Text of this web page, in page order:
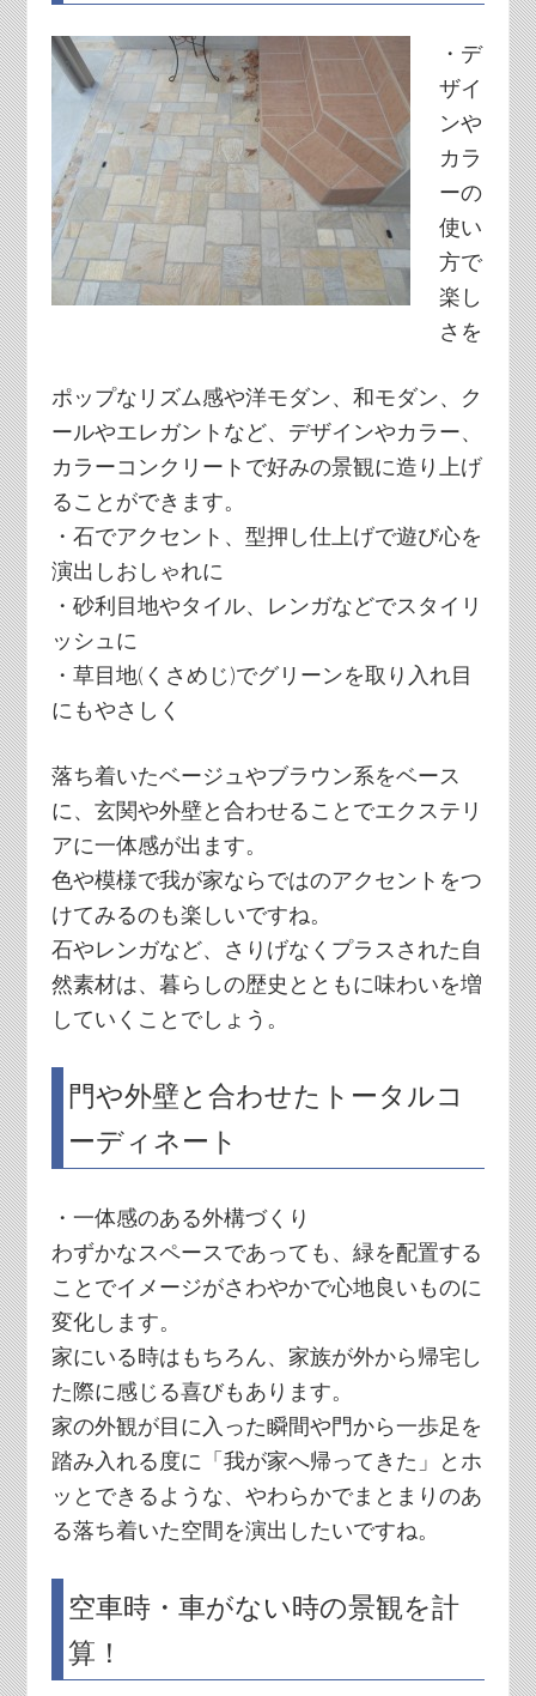
・デ
ザイ
ンや
カラ
ーの
使い
方で
楽し
さを
ポップなリズム感や洋モダン、和モダン、ク
ールやエレガントなど、デザインやカラー、
カラーコンクリートで好みの景観に造り上げ
ることができます。
・石でアクセント、型押し仕上げで遊び心を
演出しおしゃれに
・砂利目地やタイル、レンガなどでスタイリ
ッシュに
・草目地(くさめじ)でグリーンを取り入れ目
にもやさしく
落ち着いたベージュやブラウン系をベース
に、玄関や外壁と合わせることでエクステリ
アに一体感が出ます。
色や模様で我が家ならではのアクセントをつ
けてみるのも楽しいですね。
石やレンガなど、さりげなくプラスされた自
然素材は、暮らしの歴史とともに味わいを増
していくことでしょう。
門や外壁と合わせたトータルコ
ーディネート
・一体感のある外構づくり
わずかなスペースであっても、緑を配置する
ことでイメージがさわやかで心地良いものに
変化します。
家にいる時はもちろん、家族が外から帰宅し
た際に感じる喜びもあります。
家の外観が目に入った瞬間や門から一歩足を
踏み入れる度に「我が家へ帰ってきた」とホ
ッとできるような、やわらかでまとまりのあ
る落ち着いた空間を演出したいですね。
空車時・車がない時の景観を計
算！